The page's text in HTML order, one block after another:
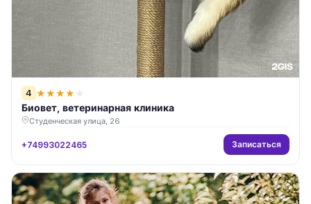
4 ★★★★ ★
Биовет, ветеринарная клиника
Студенческая улица, 26
+74993022465 Записаться